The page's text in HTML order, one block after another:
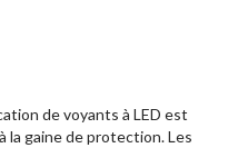
de voyants à LED est
la gaine de protection. Les